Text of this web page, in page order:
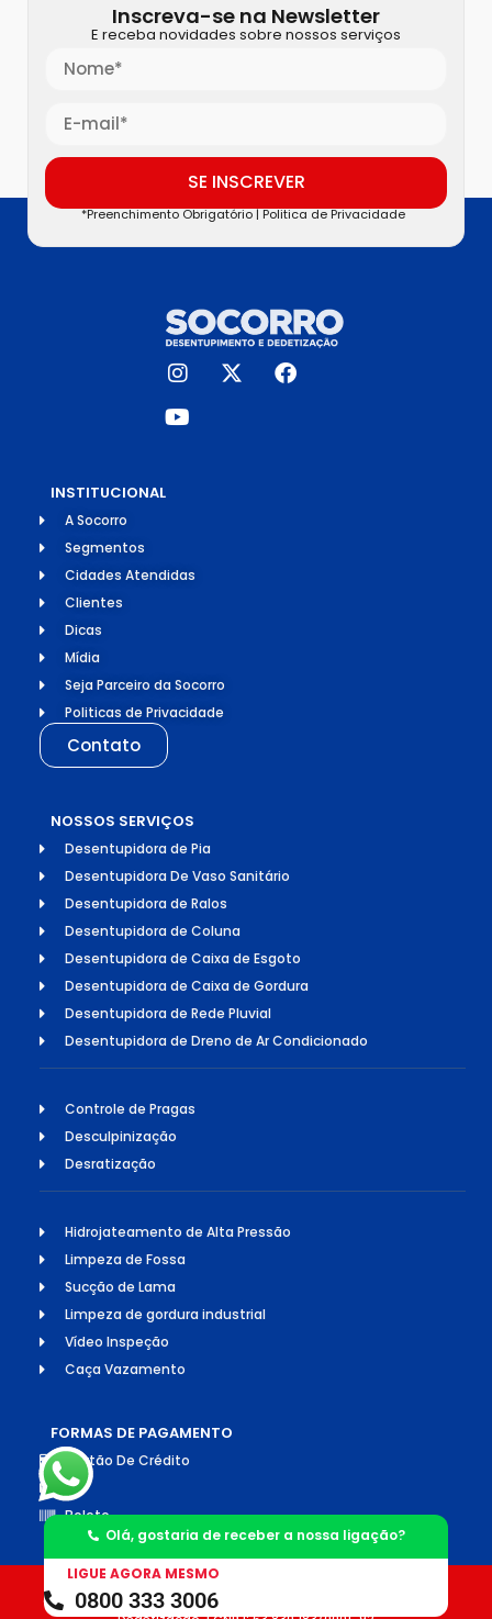
Inscreva-se na Newsletter
E receba novidades sobre nossos serviços
SE INSCREVER
*Preenchimento Obrigatório |Politica de Privacidade
INSTITUCIONAL
A Socorro
Segmentos
Cidades Atendidas
Clientes
Dicas
Mídia
Seja Parceiro da Socorro
Politicas de Privacidade
Contato
NOSSOS SERVIÇOS
Desentupidora de Pia
Desentupidora De Vaso Sanitário
Desentupidora de Ralos
Desentupidora de Coluna
Desentupidora de Caixa de Esgoto
Desentupidora de Caixa de Gordura
Desentupidora de Rede Pluvial
Desentupidora de Dreno de Ar Condicionado
Controle de Pragas
Desculpinização
Desratização
Hidrojateamento de Alta Pressão
Limpeza de Fossa
Sucção de Lama
Limpeza de gordura industrial
Vídeo Inspeção
Caça Vazamento
FORMAS DE PAGAMENTO
Cartão De Crédito
Pix
Boleto
©2026 Todos os direitos reservados. Socorro Desentupimento e
Olá, gostaria de receber a nossa ligação?
LIGUE AGORA MESMO
0800 333 3006